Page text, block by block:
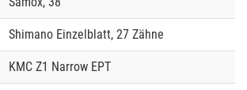
Shimano Einzelblatt, 27 Zähne
KMC Z1 Narrow EPT